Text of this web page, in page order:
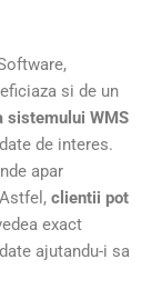
si de un
sistemului WMS
de interes.
apar
clientii pot
exact
ajutandu-i sa